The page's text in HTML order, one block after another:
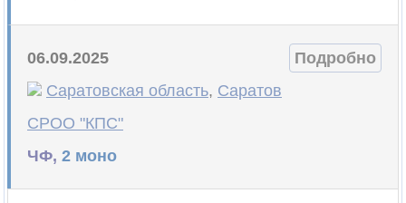
06.09.2025
Подробно
Саратовская область, Саратов
СРОО "КПС"
ЧФ, 2 моно